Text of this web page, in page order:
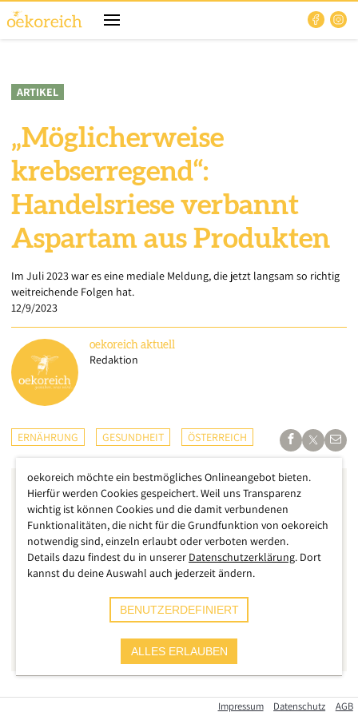
ARTIKEL
„Möglicherweise
krebserregend“:
Handelsriese verbannt
Aspartam aus Produkten
Im Juli 2023 war es eine mediale Meldung, die jetzt langsam so richtig
weitreichende Folgen hat.
12/9/2023
oekoreich aktuell
Redaktion
ERNÄHRUNG GESUNDHEIT ÖSTERREICH
Im Juli 2023 war es eine mediale Meldung, die jetzt langsam
Impressum Datenschutz AGB
oekoreich möchte ein bestmögliches Onlineangebot bieten.
Hierfür werden Cookies gespeichert. Weil uns Transparenz
wichtig ist können Cookies und die damit verbundenen
Funktionalitäten, die nicht für die Grundfunktion von oekoreich
notwendig sind, einzeln erlaubt oder verboten werden.
Details dazu findest du in unserer Datenschutzerklärung. Dort
kannst du deine Auswahl auch jederzeit ändern.
BENUTZERDEFINIERT
ALLES ERLAUBEN